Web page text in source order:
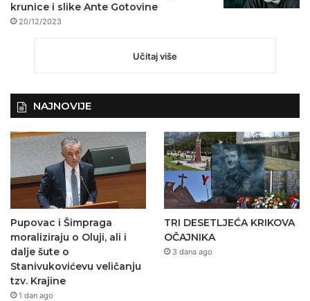
krunice i slike Ante Gotovine
20/12/2023
Učitaj više
NAJNOVIJE
Pupovac i Šimpraga
moraliziraju o Oluji, ali i
dalje šute o
Stanivukovićevu veličanju
tzv. Krajine
1 dan ago
TRI DESETLJEĆA KRIKOVA
OČAJNIKA
3 dana ago